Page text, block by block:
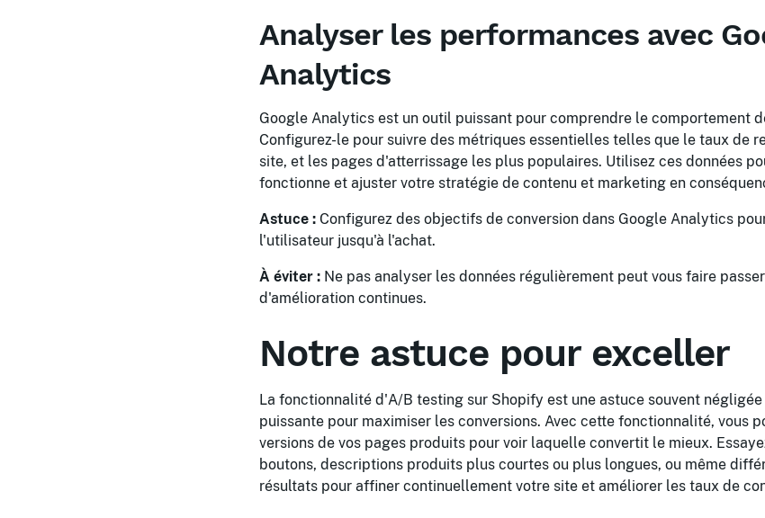
Analyser les performances avec
Analytics
Google Analytics est un outil puissant pour comprendre le comportement
Configurez-le pour suivre des métriques essentielles telles que le taux de
site, et les pages d'atterrissage les plus populaires. Utilisez ces données
fonctionne et ajuster votre stratégie de contenu et marketing en
Astuce : Configurez des objectifs de conversion dans Google Analytics
l'utilisateur jusqu'à l'achat.
À éviter : Ne pas analyser les données régulièrement peut vous faire
d'amélioration continues.
Notre astuce pour exceller
La fonctionnalité d'A/B testing sur Shopify est une astuce souvent
puissante pour maximiser les conversions. Avec cette fonctionnalité, vous
versions de vos pages produits pour voir laquelle convertit le mieux.
boutons, descriptions produits plus courtes ou plus longues, ou même
résultats pour affiner continuellement votre site et améliorer les taux de